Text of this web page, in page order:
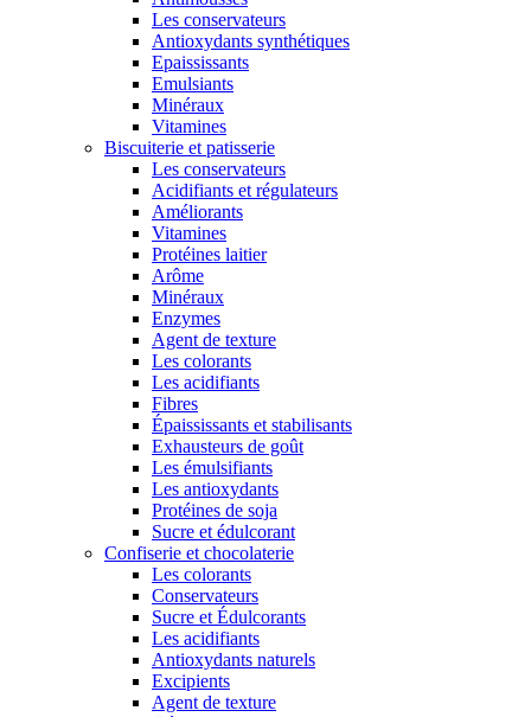
Les conservateurs
Antioxydants synthétiques
Epaississants
Emulsiants
Minéraux
Vitamines
Biscuiterie et patisserie
Les conservateurs
Acidifiants et régulateurs
Améliorants
Vitamines
Protéines laitier
Arôme
Minéraux
Enzymes
Agent de texture
Les colorants
Les acidifiants
Fibres
Épaississants et stabilisants
Exhausteurs de goût
Les émulsifiants
Les antioxydants
Protéines de soja
Sucre et édulcorant
Confiserie et chocolaterie
Les colorants
Conservateurs
Sucre et Édulcorants
Les acidifiants
Antioxydants naturels
Excipients
Agent de texture